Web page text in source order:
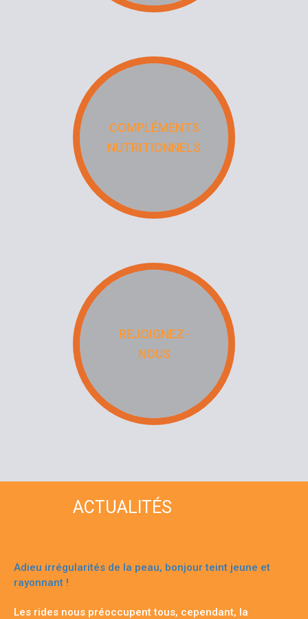
COMPLÉMENTS
NUTRITIONNELS
REJOIGNEZ-
NOUS
ACTUALITÉS
Adieu irrégularités de la peau, bonjour teint jeune et
rayonnant !
Les rides nous préoccupent tous, cependant, la